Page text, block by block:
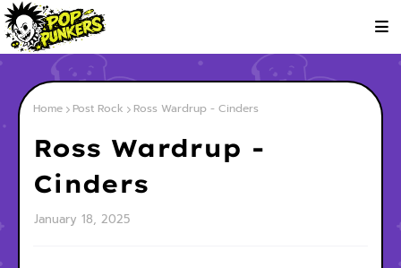
Home Post Rock Ross Wardrup - Cinders
Ross Wardrup -
Cinders
January 18, 2025